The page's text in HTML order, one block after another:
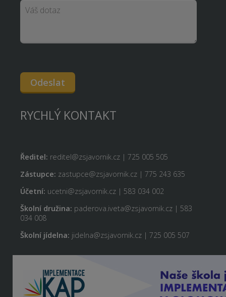
Odeslat
RYCHLÝ KONTAKT
Ředitel: reditel@zsjavornik.cz | 725 005 505
Zástupce: zastupce@zsjavornik.cz | 775 243 635
Účetní: ucetni@zsjavornik.cz | 583 034 002
Školní družina: paderova.iveta@zsjavornik.cz | 583
034 008
Školní jídelna: jidelna@zsjavornik.cz | 725 005 507